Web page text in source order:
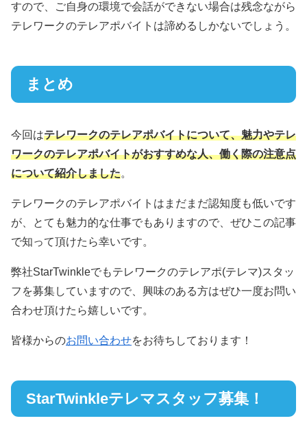
すので、ご自身の環境で会話ができない場合は残念ながら
テレワークのテレアポバイトは諦めるしかないでしょう。
まとめ
今回はテレワークのテレアポバイトについて、魅力やテレ
ワークのテレアポバイトがおすすめな人、働く際の注意点
について紹介しました。
テレワークのテレアポバイトはまだまだ認知度も低いです
が、とても魅力的な仕事でもありますので、ぜひこの記事
で知って頂けたら幸いです。
弊社StarTwinkleでもテレワークのテレアポ(テレマ)スタッ
フを募集していますので、興味のある方はぜひ一度お問い
合わせ頂けたら嬉しいです。
皆様からのお問い合わせをお待ちしております！
StarTwinkleテレマスタッフ募集！